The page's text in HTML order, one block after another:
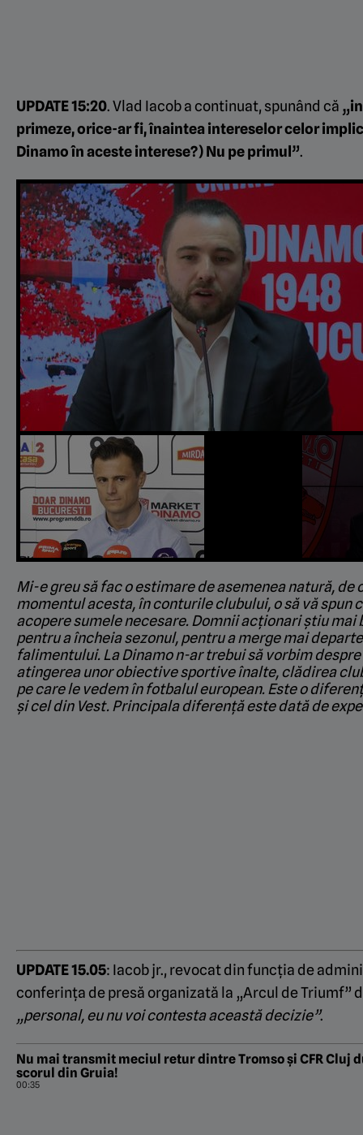
UPDATE 15:20. Vlad Iacob a continuat, spunând că
primeze, orice-ar fi, înaintea intereselor celor
Dinamo în aceste interese?) Nu pe primul”.
Mi-e greu să fac o estimare de asemenea natură, de
momentul acesta, în conturile clubului, o să vă spun
acopere sumele necesare. Domnii acționari știu mai
pentru a încheia sezonul, pentru a merge mai
falimentului. La Dinamo n-ar trebui să vorbim
atingerea unor obiective sportive înalte, clădirea
pe care le vedem în fotbalul european. Este o
și cel din Vest. Principala diferență este dată de
UPDATE 15.05: Iacob jr., revocat din funcția de
conferința de presă organizată la „Arcul de Triumf”
„personal, eu nu voi contesta această decizie”.
Nu mai transmit meciul retur dintre Tromso și CFR Cluj
scorul din Gruia!
00:35